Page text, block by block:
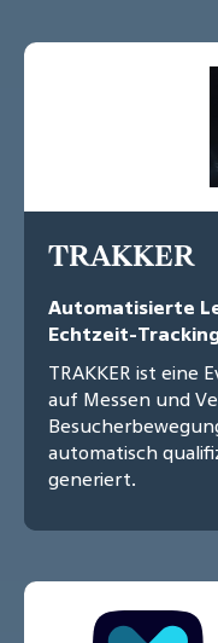
TRAKKER
Automatisierte
Echtzeit-
TRAKKER ist eine
auf Messen und
automatisch
generiert.